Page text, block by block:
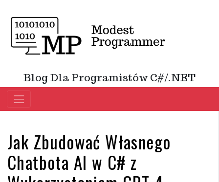
Blog Dla Programistów C#/.NET
Jak Zbudować Własnego
Chatbota AI w C# z